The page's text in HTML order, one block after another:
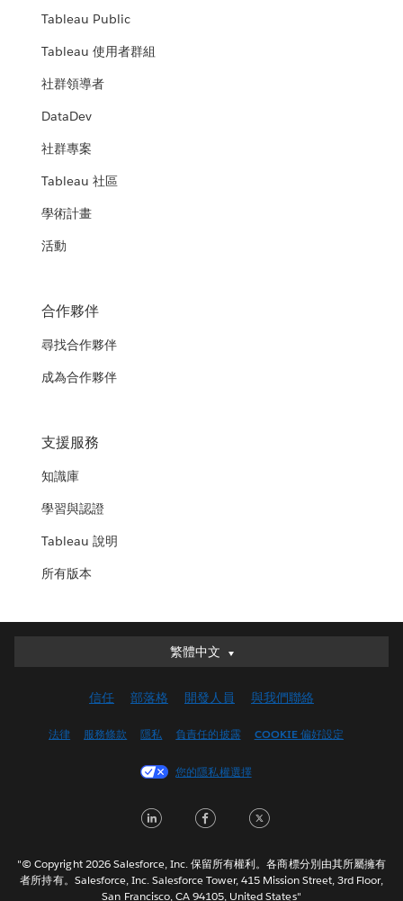
Tableau Public
Tableau 使用者群組
社群領導者
DataDev
社群專案
Tableau 社區
學術計畫
活動
合作夥伴
尋找合作夥伴
成為合作夥伴
支援服務
知識庫
學習與認證
Tableau 說明
所有版本
繁體中文
繁體中文
English (UK)
Français (Canada)
Italiano
한국어
信任 部落格 開發人員 與我們聯絡
法律 服務條款 隱私 負責任的披露 COOKIE 偏好設定
您的隱私權選擇
LinkedInFacebook
"© Copyright 2026 Salesforce, Inc. 保留所有權利。各商標分別由其所屬擁有
者所持有。Salesforce, Inc. Salesforce Tower, 415 Mission Street, 3rd Floor,
San Francisco, CA 94105, United States"